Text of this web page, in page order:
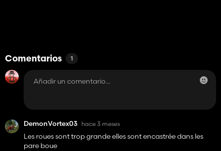
Comentarios 1
DemonVortex03 hace 3 meses
Les roues sont trop grande elles sont encastrée dans les
pare boue